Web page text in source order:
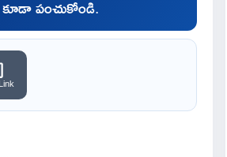
కూడా పంచుకోండి.